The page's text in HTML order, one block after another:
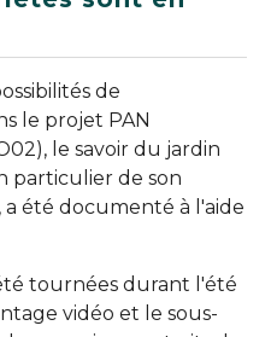
de
le projet PAN
le savoir du jardin
particulier de son
été documenté à l'aide
tournées durant l'été
vidéo et le sous-